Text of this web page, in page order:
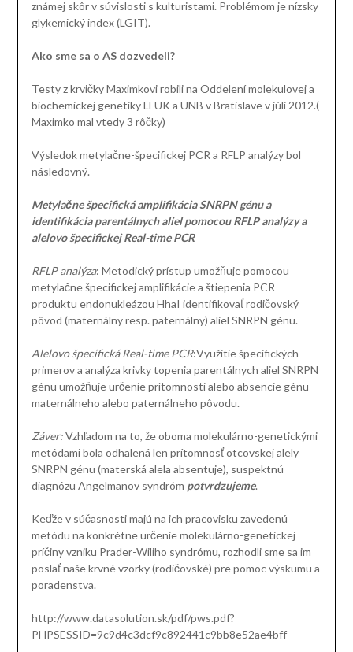
známej skôr v súvislosti s kulturistami. Problémom je nízsky
glykemický index (LGIT).
Ako sme sa o AS dozvedeli?
Testy z krvičky Maximkovi robili na Oddelení molekulovej a
biochemickej genetiky LFUK a UNB v Bratislave v júli 2012.(
Maximko mal vtedy 3 rôčky)
Výsledok metylačne-špecifickej PCR a RFLP analýzy bol
následovný.
Metylačne špecifická amplifikácia SNRPN génu a
identifikácia parentálnych aliel pomocou RFLP analýzy a
alelovo špecifickej Real-time PCR
RFLP analýza: Metodický prístup umožňuje pomocou
metylačne špecifickej amplifikácie a štiepenia PCR
produktu endonukleázou HhaI identifikovať rodičovský
pôvod (maternálny resp. paternálny) aliel SNRPN génu.
Alelovo špecifická Real-time PCR:Využitie špecifických
primerov a analýza krivky topenia parentálnych aliel SNRPN
génu umožňuje určenie prítomnosti alebo absencie génu
maternálneho alebo paternálneho pôvodu.
Záver:Vzhľadom na to, že oboma molekulárno-genetickými
metódami bola odhalená len prítomnosť otcovskej alely
SNRPN génu (materská alela absentuje), suspektnú
diagnózu Angelmanov syndróm potvrdzujeme.
Keďže v súčasnosti majú na ich pracovisku zavedenú
metódu na konkrétne určenie molekulárno-genetickej
príčiny vzniku Prader-Wiliho syndrómu, rozhodli sme sa im
poslať naše krvné vzorky (rodičovské) pre pomoc výskumu a
poradenstva.
http://www.datasolution.sk/pdf/pws.pdf?
PHPSESSID=9c9d4c3dcf9c892441c9bb8e52ae4bff